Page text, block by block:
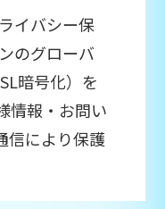
イバシー保
のグローバ
暗号化）を
情報・お問い
信により保護